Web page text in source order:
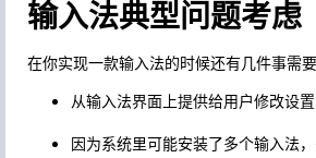
输入法典型问题考虑
在你实现一款输入法的时候还有几件事需要
从输入法界面上提供给用户修改设置
因为系统里可能安装了多个输入法